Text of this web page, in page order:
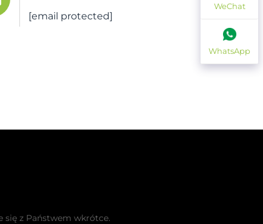
WeChat
WhatsApp
[email protected]
się z Państwem wkrótce.